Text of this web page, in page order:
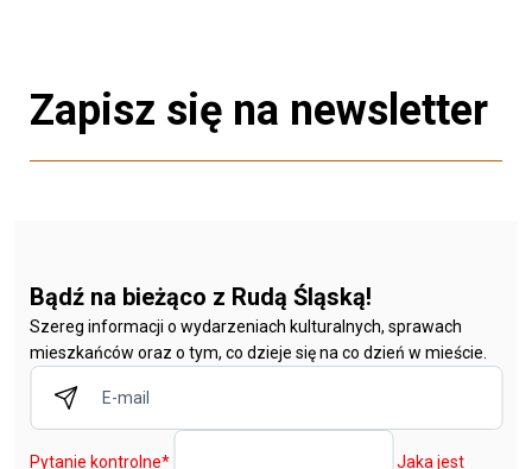
Zapisz się na newsletter
Bądź na bieżąco z Rudą Śląską!
Szereg informacji o wydarzeniach kulturalnych, sprawach
mieszkańców oraz o tym, co dzieje się na co dzień w mieście.
Pytanie kontrolne* Jaka jest